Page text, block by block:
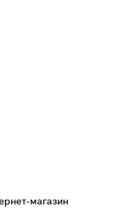
магазин